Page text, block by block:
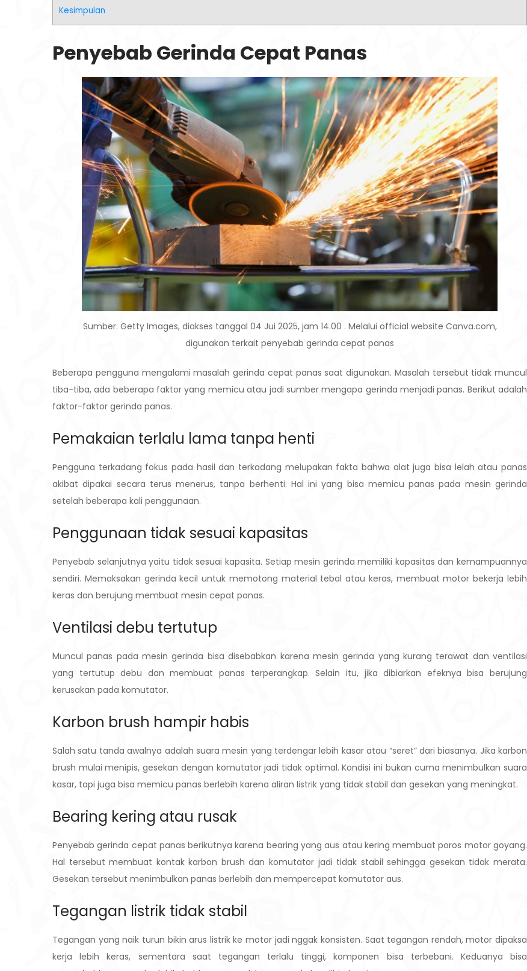
Kesimpulan
Penyebab Gerinda Cepat Panas
Sumber: Getty Images, diakses tanggal 04 Jui 2025, jam 14.00 . Melalui official website Canva.com,
digunakan terkait penyebab gerinda cepat panas
Beberapa pengguna mengalami masalah gerinda cepat panas saat digunakan. Masalah tersebut tidak muncul
tiba-tiba, ada beberapa faktor yang memicu atau jadi sumber mengapa gerinda menjadi panas. Berikut adalah
faktor-faktor gerinda panas.
Pemakaian terlalu lama tanpa henti
Pengguna terkadang fokus pada hasil dan terkadang melupakan fakta bahwa alat juga bisa lelah atau panas
akibat dipakai secara terus menerus, tanpa berhenti. Hal ini yang bisa memicu panas pada mesin gerinda
setelah beberapa kali penggunaan.
Penggunaan tidak sesuai kapasitas
Penyebab selanjutnya yaitu tidak sesuai kapasita. Setiap mesin gerinda memiliki kapasitas dan kemampuannya
sendiri. Memaksakan gerinda kecil untuk memotong material tebal atau keras, membuat motor bekerja lebih
keras dan berujung membuat mesin cepat panas.
Ventilasi debu tertutup
Muncul panas pada mesin gerinda bisa disebabkan karena mesin gerinda yang kurang terawat dan ventilasi
yang tertutup debu dan membuat panas terperangkap. Selain itu, jika dibiarkan efeknya bisa berujung
kerusakan pada komutator.
Karbon brush hampir habis
Salah satu tanda awalnya adalah suara mesin yang terdengar lebih kasar atau “seret” dari biasanya. Jika karbon
brush mulai menipis, gesekan dengan komutator jadi tidak optimal. Kondisi ini bukan cuma menimbulkan suara
kasar, tapi juga bisa memicu panas berlebih karena aliran listrik yang tidak stabil dan gesekan yang meningkat.
Bearing kering atau rusak
Penyebab gerinda cepat panas berikutnya karena bearing yang aus atau kering membuat poros motor goyang.
Hal tersebut membuat kontak karbon brush dan komutator jadi tidak stabil sehingga gesekan tidak merata.
Gesekan tersebut menimbulkan panas berlebih dan mempercepat komutator aus.
Tegangan listrik tidak stabil
Tegangan yang naik turun bikin arus listrik ke motor jadi nggak konsisten. Saat tegangan rendah, motor dipaksa
kerja lebih keras, sementara saat tegangan terlalu tinggi, komponen bisa terbebani. Keduanya bisa